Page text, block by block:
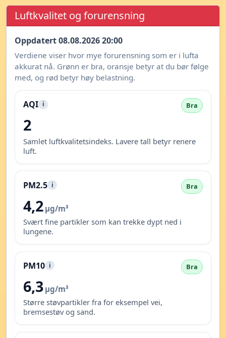
Luftkvalitet og forurensning
Oppdatert 08.08.2026 20:00
Verdiene viser hvor mye forurensning som er i lufta
akkurat nå. Grønn er bra, oransje betyr at du bør følge
med, og rød betyr høy belastning.
AQI i Bra
2
Samlet luftkvalitetsindeks. Lavere tall betyr renere
luft.
PM2.5 i Bra
4,2 µg/m³
Svært fine partikler som kan trekke dypt ned i
lungene.
PM10 i Bra
6,3 µg/m³
Større støvpartikler fra for eksempel vei,
bremsestøv og sand.